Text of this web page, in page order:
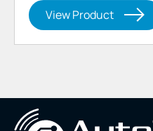
View Product